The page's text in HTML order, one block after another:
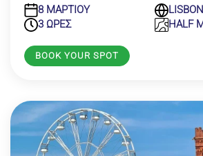
8 ΜΑΡΤΙΟΥ
LISBON
3 ΩΡΕΣ
HALF
BOOK YOUR SPOT